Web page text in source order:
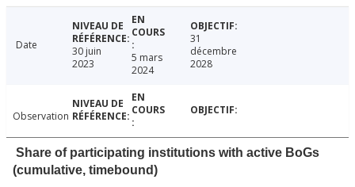
Date
30 juin
2023
5 mars
2024
31
décembre
2028
Observation
Share of participating institutions with active BoGs
(cumulative, timebound)